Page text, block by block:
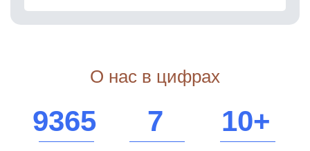
О нас в цифрах
9365 7 10+